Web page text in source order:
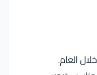
العام.